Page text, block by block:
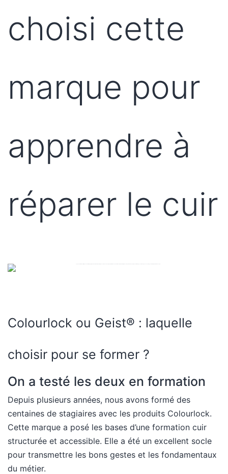
choisi cette
marque pour
apprendre à
réparer le cuir
Colourlock ou Geist® : laquelle
choisir pour se former ?
On a testé les deux en formation
Depuis plusieurs années, nous avons formé des
centaines de stagiaires avec les produits Colourlock.
Cette marque a posé les bases d’une formation cuir
structurée et accessible. Elle a été un excellent socle
pour transmettre les bons gestes et les fondamentaux
du métier.